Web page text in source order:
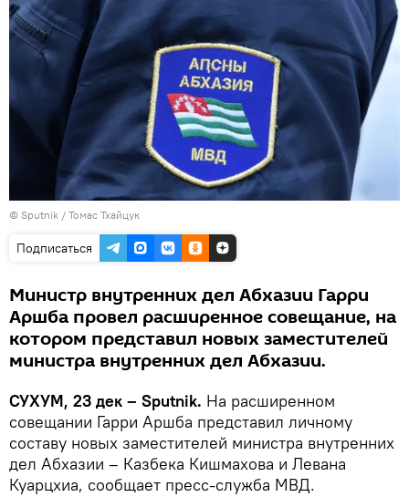
© Sputnik / Томас Тхайцук
Подписаться
Министр внутренних дел Абхазии Гарри
Аршба провел расширенное совещание, на
котором представил новых заместителей
министра внутренних дел Абхазии.
СУХУМ, 23 дек – Sputnik. На расширенном
совещании Гарри Аршба представил личному
составу новых заместителей министра внутренних
дел Абхазии – Казбека Кишмахова и Левана
Куарцхиа, сообщает пресс-служба МВД.